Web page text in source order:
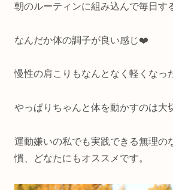
朝のルーティンに組み込んで毎日す
なんだか体の調子が良い感じ❤️
慢性の肩こりもなんとなく軽くな
やっぱりちゃんと体を動かすのは大
運動嫌いの私でも実践できる無理の
慣、どなたにもオススメです。